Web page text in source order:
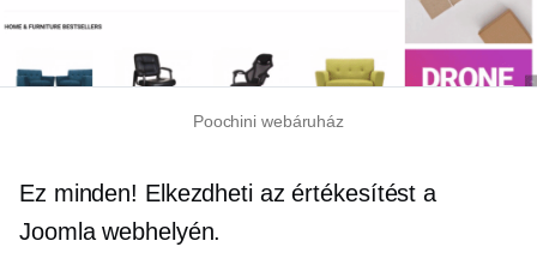
Poochini webáruház
Ez minden! Elkezdheti az értékesítést a
Joomla webhelyén.